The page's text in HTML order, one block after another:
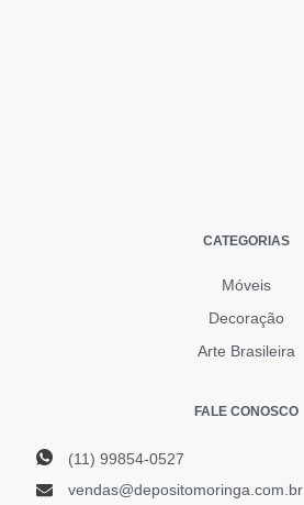
CATEGORIAS
Móveis
Decoração
Arte Brasileira
FALE CONOSCO
(11) 99854-0527
vendas@depositomoringa.com.br